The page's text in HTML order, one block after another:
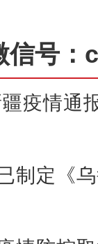
信号
疫情通
制定《